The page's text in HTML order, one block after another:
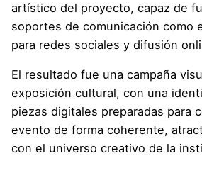
artístico del proyecto, capaz de
soportes de comunicación como
para redes sociales y difusión
El resultado fue una campaña
exposición cultural, con una
piezas digitales preparadas para
evento de forma coherente,
con el universo creativo de la